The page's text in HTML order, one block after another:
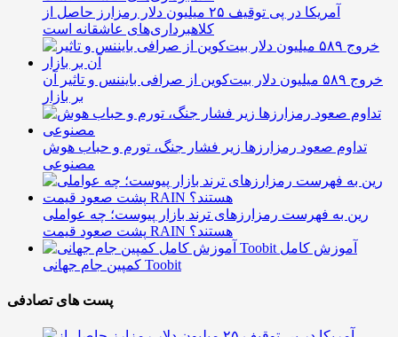
آمریکا در پی توقیف ۲۵ میلیون دلار رمزارز حاصل از
کلاهبرداری‌های عاشقانه است
خروج ۵۸۹ میلیون دلار بیت‌کوین از صرافی بایننس و تاثیر آن
بر بازار
تداوم صعود رمزارزها زیر فشار جنگ، تورم و حباب هوش
مصنوعی
رین به فهرست رمزارزهای ترند بازار پیوست؛ چه عواملی
پشت صعود قیمت RAIN هستند؟
آموزش کامل
کمپین جام جهانی Toobit
پست های تصادفی